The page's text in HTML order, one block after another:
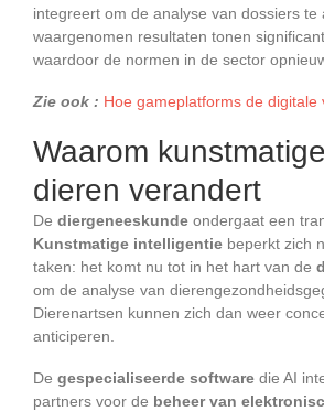
integreert om de analyse van dossiers
waargenomen resultaten tonen
waardoor de normen in de sector
Zie ook : Hoe gameplatforms de
Waarom
dieren verandert
De diergeneeskunde ondergaat een
Kunstmatige intelligentie beperkt zich
taken: het komt nu tot in het hart van de
om de analyse van
Dierenartsen kunnen zich dan weer
anticiperen.
De gespecialiseerde software die AI
partners voor de beheer van